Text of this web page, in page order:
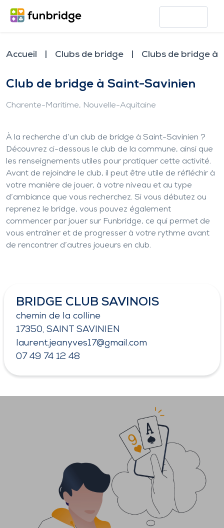
Accueil Clubs de bridge Clubs de bridge à
Club de bridge à Saint-Savinien
Charente-Maritime, Nouvelle-Aquitaine
À la recherche d’un club de bridge à Saint-Savinien ?
Découvrez ci-dessous le club de la commune, ainsi que
les renseignements utiles pour pratiquer cette activité.
Avant de rejoindre le club, il peut être utile de réfléchir à
votre manière de jouer, à votre niveau et au type
d’ambiance que vous recherchez. Si vous débutez ou
reprenez le bridge, vous pouvez également
commencer par jouer sur Funbridge, ce qui permet de
vous entraîner et de progresser à votre rythme avant
de rencontrer d’autres joueurs en club.
BRIDGE CLUB SAVINOIS
chemin de la colline
17350, SAINT SAVINIEN
laurent.jeanyves17@gmail.com
07 49 74 12 48